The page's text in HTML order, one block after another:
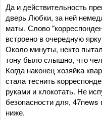
Да и действительность
дверь Любки, за ней
маты. Слово
встроено в очередную
Около минуты, некто
тону было слышно, что
Когда наконец хозяйка
стала теснить
руками и клокотать. Не
безопасности для,
ниже.